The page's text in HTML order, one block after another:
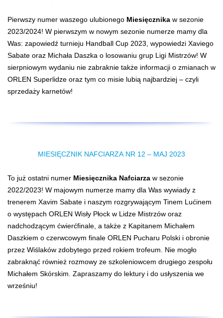
Pierwszy numer waszego ulubionego Miesięcznika w sezonie
2023/2024! W pierwszym w nowym sezonie numerze mamy dla
Was: zapowiedź turnieju Handball Cup 2023, wypowiedzi Xaviego
Sabate oraz Michała Daszka o losowaniu grup Ligi Mistrzów! W
sierpniowym wydaniu nie zabraknie także informacji o zmianach w
ORLEN Superlidze oraz tym co misie lubią najbardziej – czyli
sprzedaży karnetów!
MIESIĘCZNIK NAFCIARZA NR 12 – MAJ 2023
To już ostatni numer Miesięcznika Nafciarza w sezonie
2022/2023! W majowym numerze mamy dla Was wywiady z
trenerem Xavim Sabate i naszym rozgrywającym Tinem Lućinem
o występach ORLEN Wisły Płock w Lidze Mistrzów oraz
nadchodzącym ćwierćfinale, a także z Kapitanem Michałem
Daszkiem o czerwcowym finale ORLEN Pucharu Polski i obronie
przez Wiślaków zdobytego przed rokiem trofeum. Nie mogło
zabraknąć również rozmowy ze szkoleniowcem drugiego zespołu
Michałem Skórskim. Zapraszamy do lektury i do usłyszenia we
wrześniu!